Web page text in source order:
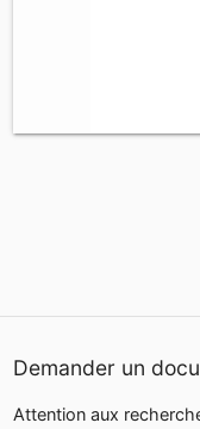
Demander un
Attention aux